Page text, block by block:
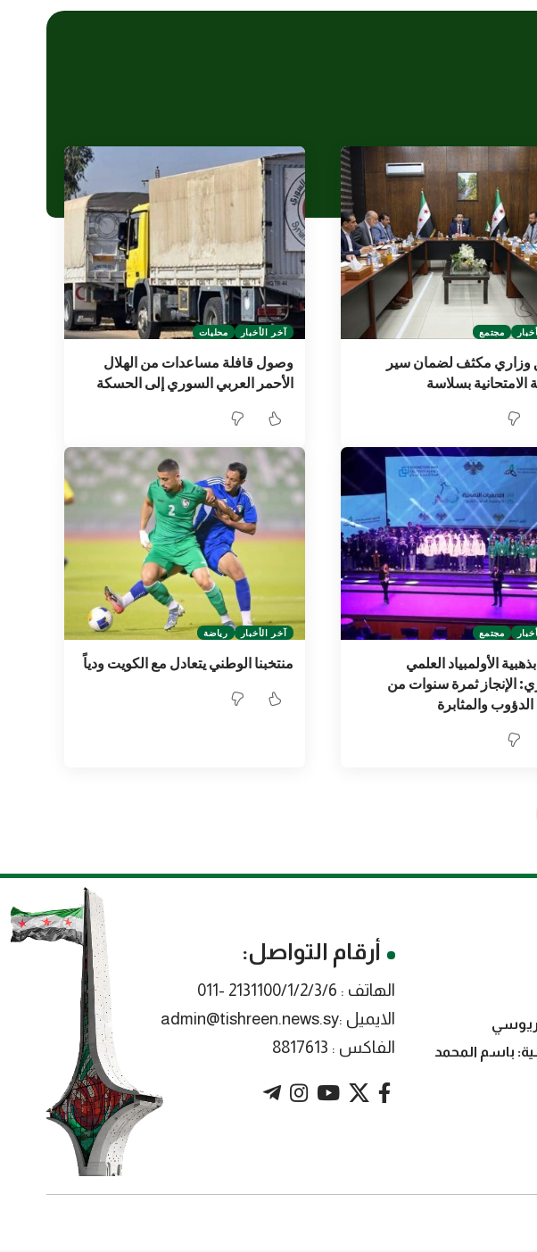
مجتمع
وزاري مكثف لضمان سير
الامتحانية بسلاسة
آخر الأخبار محليات
وصول قافلة مساعدات من الهلال
الأحمر العربي السوري إلى الحسكة
مجتمع
الأولمبياد العلمي
الإنجاز ثمرة سنوات من
والمثابرة
آخر الأخبار رياضة
منتخبنا الوطني يتعادل مع الكويت ودياً
باسم المحمد
أرقام التواصل:
الهاتف : 2131100/1/2/3/6 -011
الايميل :admin@tishreen.news.sy
الفاكس : 8817613